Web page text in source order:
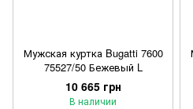
Мужская куртка Bugatti 7600
75527/50 Бежевый L
10 665 грн
В наличии